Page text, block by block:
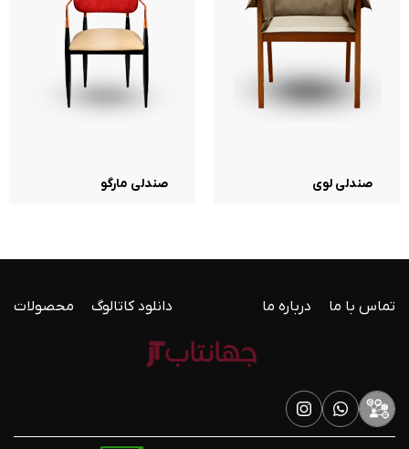
صندلی لوی صندلی مارگو
تماس با ما درباره ما دانلود کاتالوگ محصولات